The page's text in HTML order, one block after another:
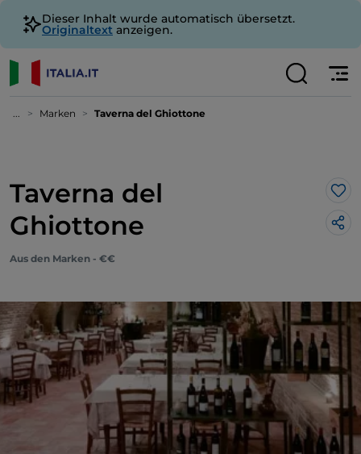
Dieser Inhalt wurde automatisch übersetzt.
Originaltext anzeigen.
... Marken Taverna del Ghiottone
Taverna del
Ghiottone
Aus den Marken - €€